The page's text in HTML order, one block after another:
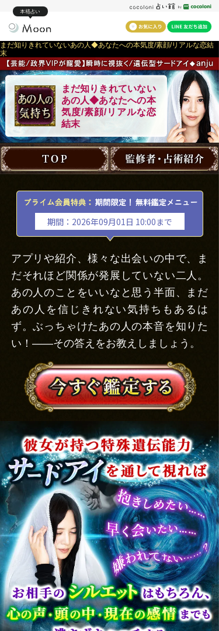
本格占い
まだ知りきれていないあの人◆あなたへの本気度/素顔/リアルな恋結
末
まだ知りきれていない
あの人◆あなたへの本
気度/素顔/リアルな恋
結末
期間：2026年09月01日 10:00まで
アプリや紹介、様々な出会いの中で、ま
だそれほど関係が発展していない二人。
あの人のことをいいなと思う半面、まだ
あの人を信じきれない気持ちもあるは
ず。ぶっちゃけたあの人の本音を知りた
い！――その答えをお教えしましょう。